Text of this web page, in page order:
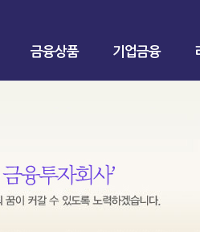
금융상품 기업금융